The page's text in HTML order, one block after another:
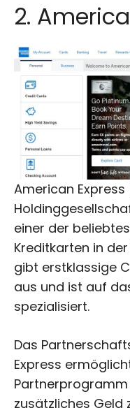
2.
American Express
einer der
Kreditkarten in
gibt erstklassige
aus und ist auf
spezialisiert.
Das
Express
zusätzliches Geld